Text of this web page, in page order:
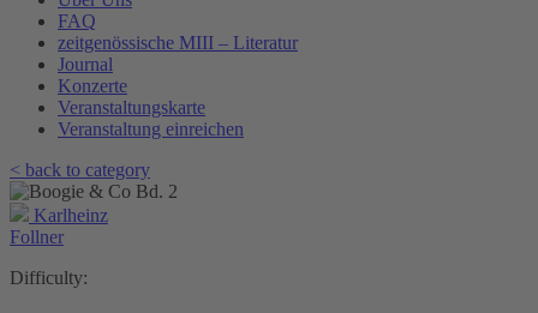
FAQ
zeitgenössische MIII – Literatur
Journal
Konzerte
Veranstaltungskarte
Veranstaltung einreichen
< back to category
Karlheinz
Follner
Difficulty: